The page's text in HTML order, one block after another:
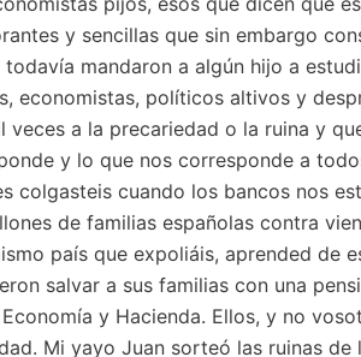
y sencillas que sin embargo
mandaron a algún hijo a
economistas, políticos altivos y
veces a la precariedad o la ruina y
y lo que nos corresponde a
colgasteis cuando los bancos nos
de familias españolas contra
país que expoliáis, aprended de
salvar a sus familias con una
y Hacienda. Ellos, y no
Mi yayo Juan sorteó las ruinas